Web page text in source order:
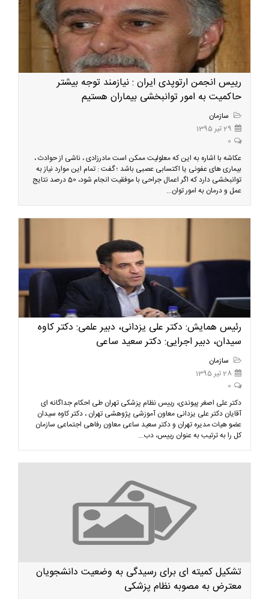
رییس انجمن ارتوپدی ایران : نیازمند توجه بیشتر
حاکمیت به امور توانبخشی بیماران هستیم
سازمان
29 تیر 1395
0
عکاشه با اشاره به این که معلولیت ممکن است مادرزادی ، ناشی از حوادث ،
بیماری های عفونی یا اکتسابی عصبی باشد ؛ گفت : تمام این موارد نیاز به
توانبخشی دارد که اگر اعمال جراحی با موفقیت انجام شود، 50 درصد نتایج
عمل و درمان به امور توان...
رئیس همایش: دکتر علی یزدانی، دبیر علمی: دکتر کاوه
سیدان، دبیر اجرایی: دکتر سعید ساعی
سازمان
28 تیر 1395
0
دکتر علی اصغر پیوندی، رییس نظام پزشکی تهران طی احکام جداگانه ای
آقایان دکتر علی یزدانی معاون آموزشی پژوهشی تهران ، دکتر کاوه سیدان
عضو هیات مدیره تهران و دکتر سعید ساعی معاون رفاهی اجتماعی سازمان
کل را به ترتیب به عنوان رییس، دب...
تشکیل کمیته ای برای رسیدگی به وضعیت دانشجویان
معترض به مصوبه نظام پزشکی